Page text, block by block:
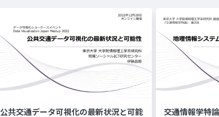
公共交通データ可視化の最新状況と可能
交通情報学特